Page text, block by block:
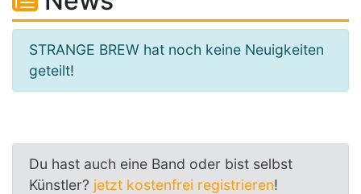
STRANGE BREW hat noch keine Neuigkeiten
geteilt!
Du hast auch eine Band oder bist selbst
Künstler? jetzt kostenfrei registrieren!